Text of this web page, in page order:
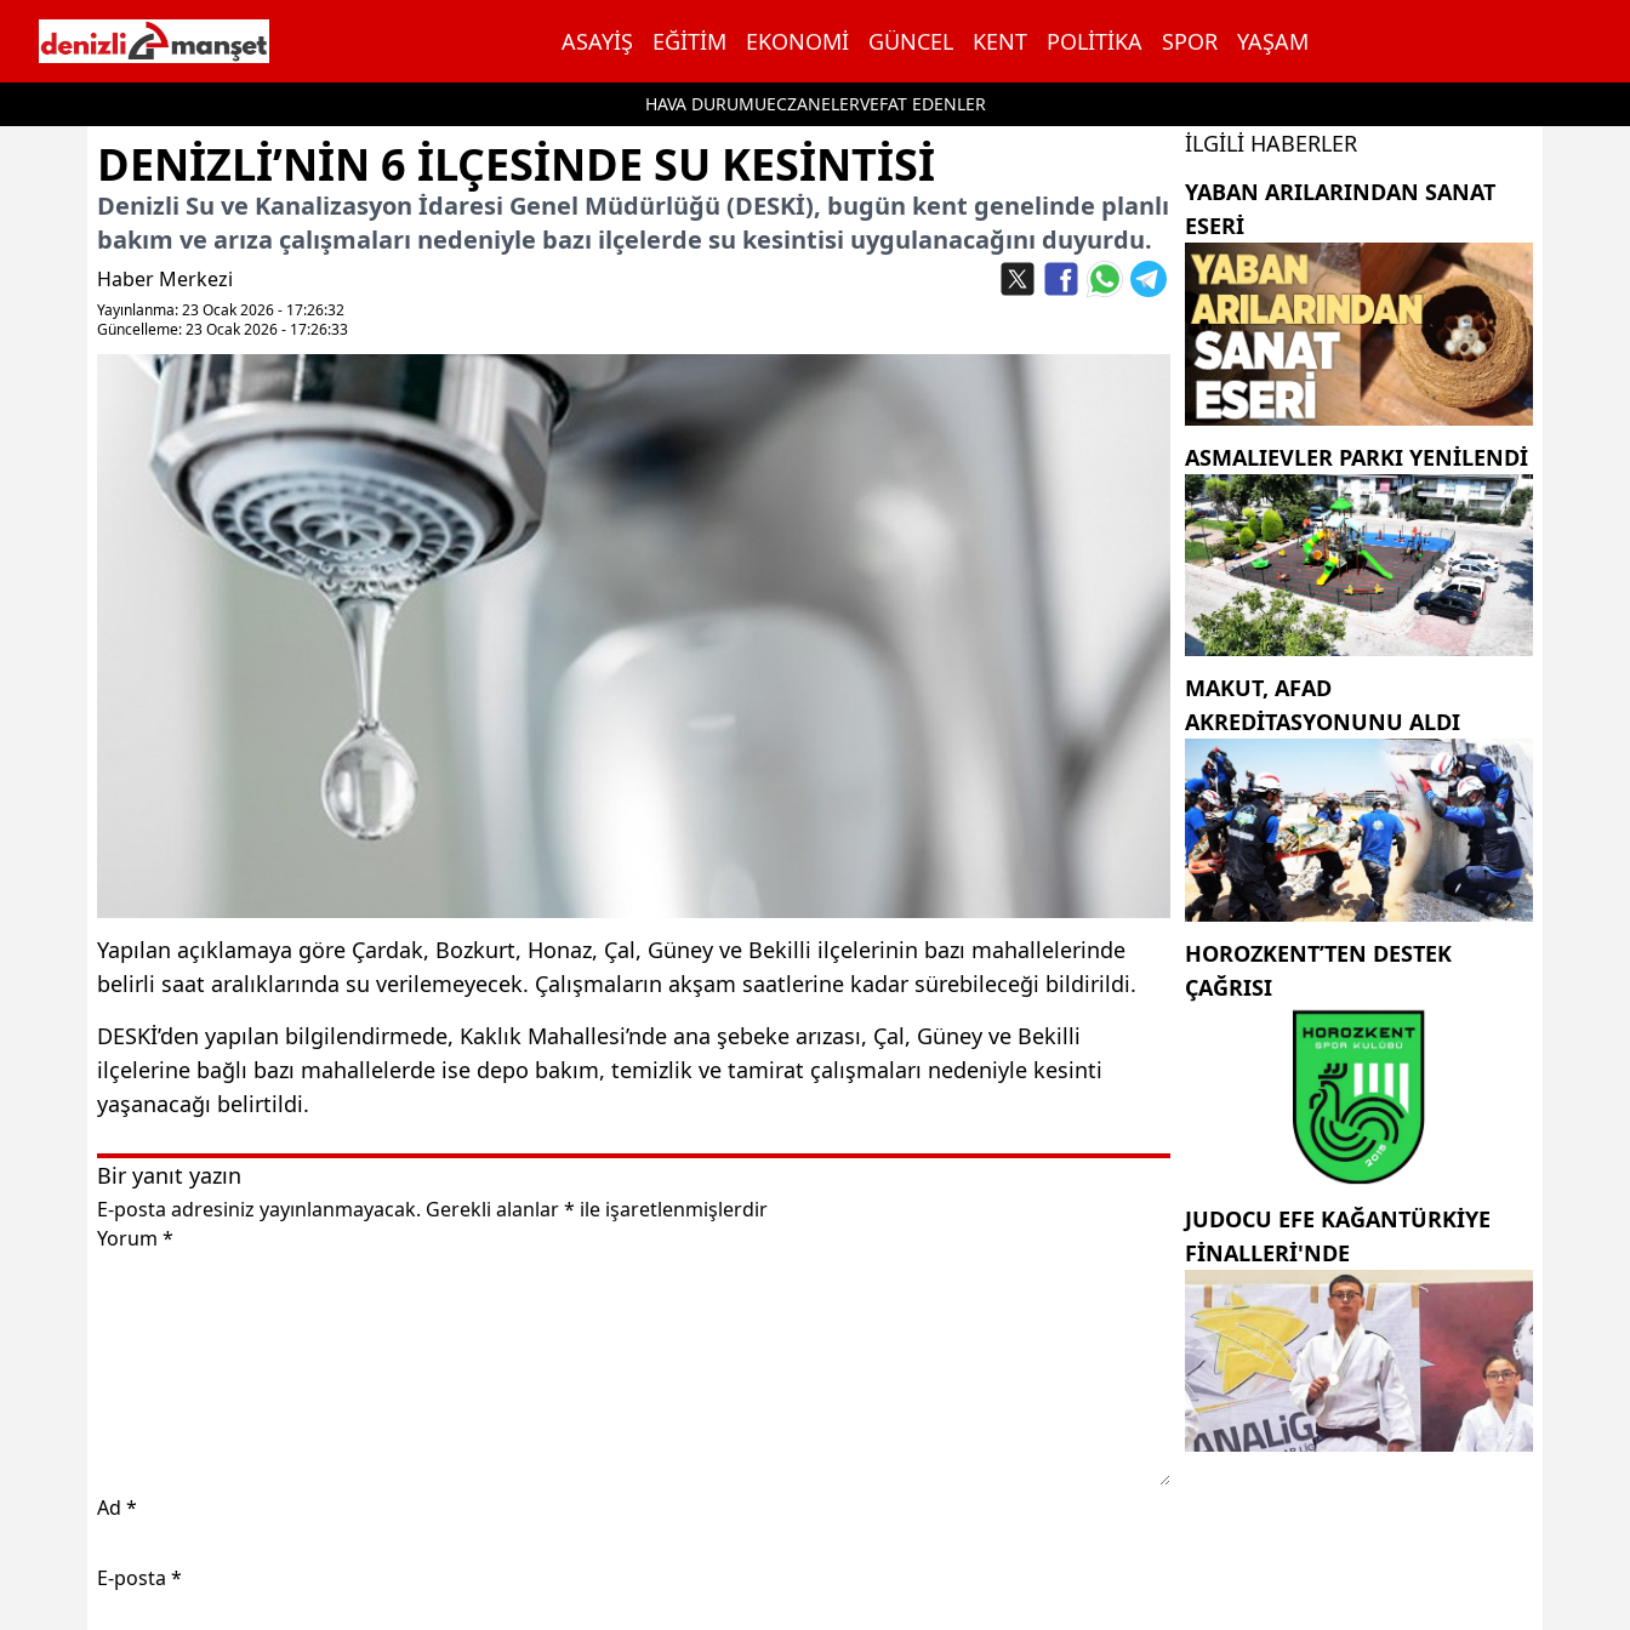
ASAYIŞ EĞITIM EKONOMI GÜNCEL KENT POLITIKA SPOR YAŞAM
HAVA DURUMUECZANELERVEFAT EDENLER
İçeriğe geç
DENIZLI’NIN 6 ILÇESINDE SU KESINTISI
Denizli Su ve Kanalizasyon İdaresi Genel Müdürlüğü (DESKİ), bugün kent genelinde planlı
bakım ve arıza çalışmaları nedeniyle bazı ilçelerde su kesintisi uygulanacağını duyurdu.
Haber Merkezi
Yayınlanma: 23 Ocak 2026 - 17:26:32
Güncelleme: 23 Ocak 2026 - 17:26:33
Yapılan açıklamaya göre Çardak, Bozkurt, Honaz, Çal, Güney ve Bekilli ilçelerinin bazı mahallelerinde
belirli saat aralıklarında su verilemeyecek. Çalışmaların akşam saatlerine kadar sürebileceği bildirildi.
DESKİ’den yapılan bilgilendirmede, Kaklık Mahallesi’nde ana şebeke arızası, Çal, Güney ve Bekilli
ilçelerine bağlı bazı mahallelerde ise depo bakım, temizlik ve tamirat çalışmaları nedeniyle kesinti
yaşanacağı belirtildi.
Bir yanıt yazın
E-posta adresiniz yayınlanmayacak. Gerekli alanlar* ile işaretlenmişlerdir
Yorum *
Ad *
E-posta *
İLGILI HABERLER
YABAN ARILARINDAN SANAT
ESERI
ASMALIEVLER PARKI YENİLENDİ
MAKUT, AFAD
AKREDİTASYONUNU ALDI
HOROZKENT’TEN DESTEK
ÇAĞRISI
JUDOCU EFE KAĞANTÜRKİYE
FİNALLERİ'NDE